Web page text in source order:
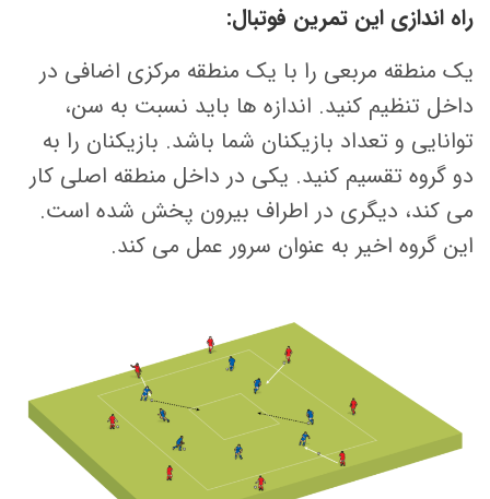
راه اندازی این تمرین فوتبال:
یک منطقه مربعی را با یک منطقه مرکزی اضافی در
داخل تنظیم کنید. اندازه ها باید نسبت به سن،
توانایی و تعداد بازیکنان شما باشد. بازیکنان را به
دو گروه تقسیم کنید. یکی در داخل منطقه اصلی کار
می کند، دیگری در اطراف بیرون پخش شده است.
این گروه اخیر به عنوان سرور عمل می کند.